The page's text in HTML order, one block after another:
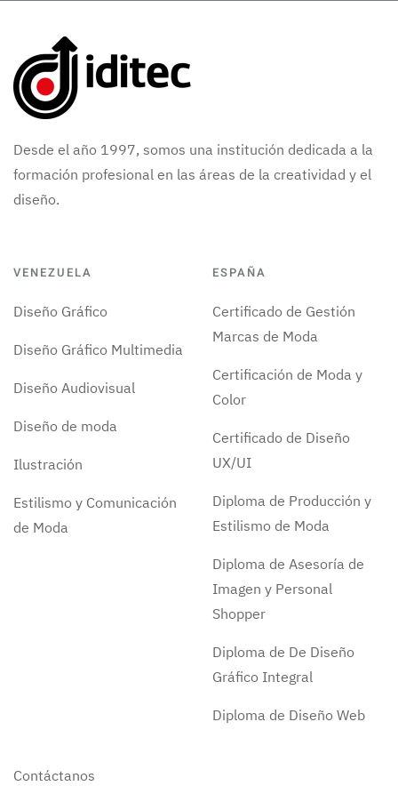
Desde el año 1997, somos una institución dedicada a la
formación profesional en las áreas de la creatividad y el
diseño.
VENEZUELA
Diseño Gráfico
Diseño Gráfico Multimedia
Diseño Audiovisual
Diseño de moda
Ilustración
Estilismo y Comunicación
de Moda
ESPAÑA
Certificado de Gestión
Marcas de Moda
Certificación de Moda y
Color
Certificado de Diseño
UX/UI
Diploma de Producción y
Estilismo de Moda
Diploma de Asesoría de
Imagen y Personal
Shopper
Diploma de De Diseño
Gráfico Integral
Diploma de Diseño Web
Contáctanos